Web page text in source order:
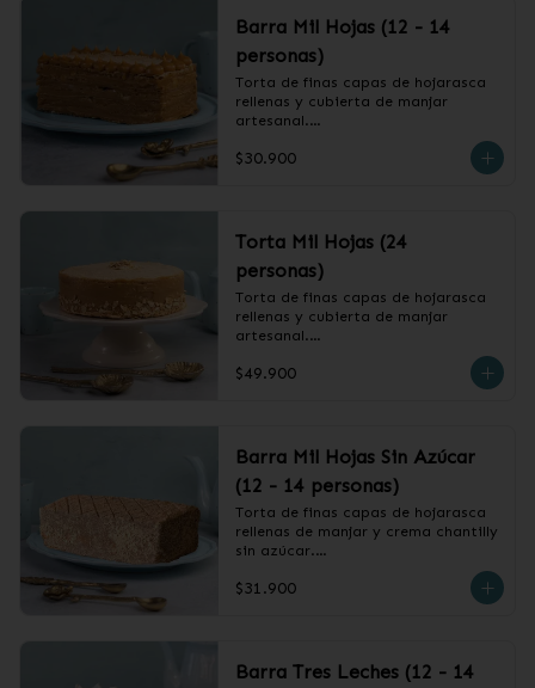
Barra Mil Hojas (12 - 14
personas)
Torta de finas capas de hojarasca
rellenas y cubierta de manjar
artesanal.
❄️ Producto Congelado
$30.900
Torta Mil Hojas (24
personas)
Torta de finas capas de hojarasca
rellenas y cubierta de manjar
artesanal.
❄️ Producto Congelado
$49.900
Barra Mil Hojas Sin Azúcar
(12 - 14 personas)
Torta de finas capas de hojarasca
rellenas de manjar y crema chantilly
sin azúcar.
❄️ Producto Congelado
$31.900
Barra Tres Leches (12 - 14